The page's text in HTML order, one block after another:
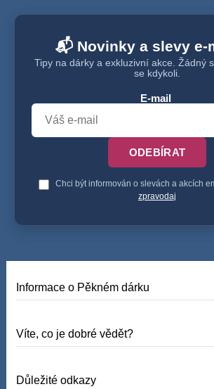
📬 Novinky a slevy e-
Tipy na dárky a exkluzivní akce. Žádný
se kdykoli.
E-mail
ODEBÍRAT
Chci být informován o slevách a akcích
zpravodaj
Informace o Pěkném dárku
Víte, co je dobré vědět?
Důležité odkazy